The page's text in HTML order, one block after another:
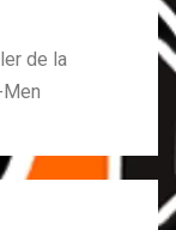
de la